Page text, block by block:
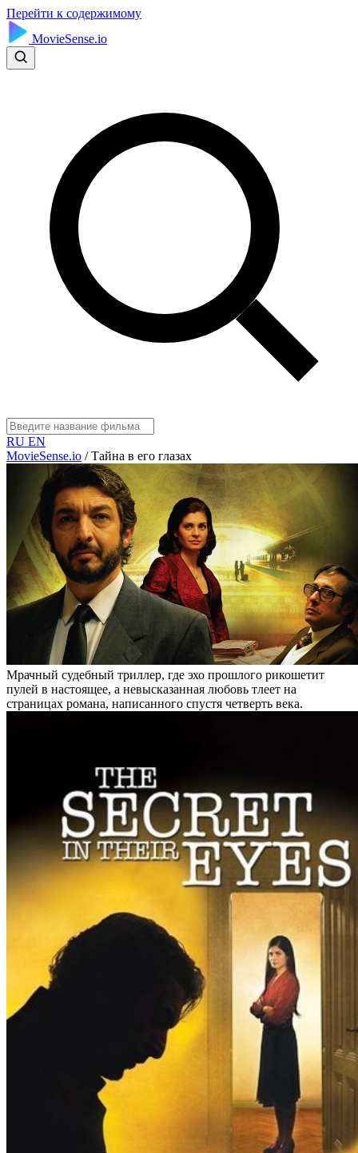
Перейти к содержимому
MovieSense.io
RU EN
MovieSense.io / Тайна в его глазах
Мрачный судебный триллер, где эхо прошлого рикошетит
пулей в настоящее, а невысказанная любовь тлеет на
страницах романа, написанного спустя четверть века.